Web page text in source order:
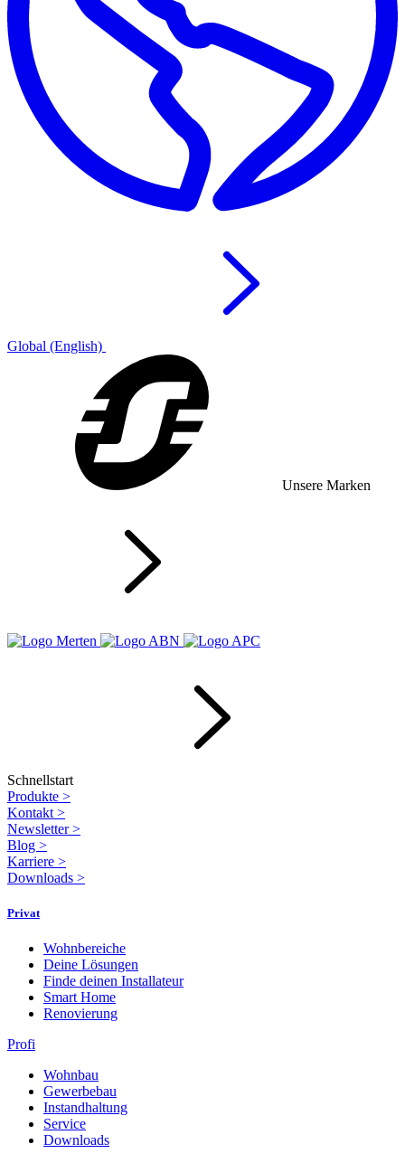
Global (English)
Unsere Marken
Schnellstart
Produkte >
Kontakt >
Newsletter>
Blog >
Karriere >
Downloads >
Privat
Wohnbereiche
Deine Lösungen
Finde deinen Installateur
Smart Home
Renovierung
Profi
Wohnbau
Gewerbebau
Instandhaltung
Service
Downloads